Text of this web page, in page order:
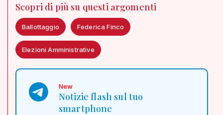
Scopri di più su questi argomenti
Ballottaggio Federica Finco
Elezioni Amministrative
New
Notizie flash sul tuo
smartphone